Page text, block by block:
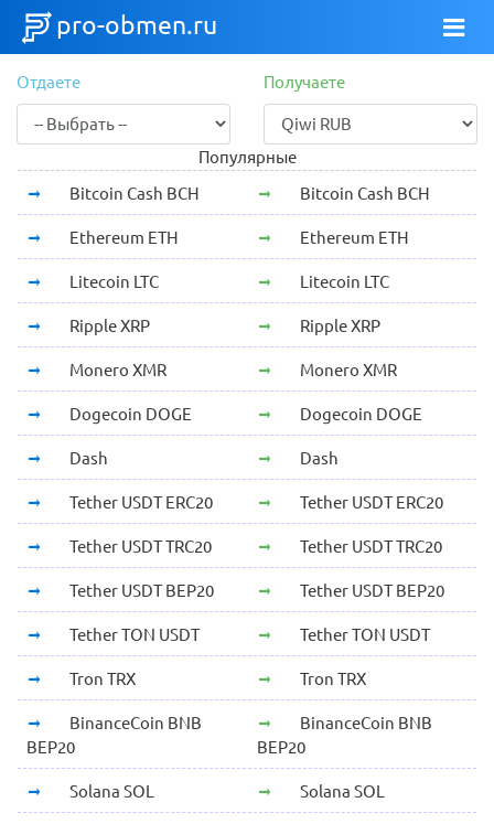
pro-obmen.ru
Отдаете Получаете
Популярные
Bitcoin Cash BCH
Bitcoin Cash BCH
Ethereum ETH Ethereum ETH
Litecoin LTC Litecoin LTC
Ripple XRP Ripple XRP
Monero XMR Monero XMR
Dogecoin DOGE Dogecoin DOGE
Dash Dash
Tether USDT ERC20 Tether USDT ERC20
Tether USDT TRC20 Tether USDT TRC20
Tether USDT BEP20 Tether USDT BEP20
Tether TON USDT Tether TON USDT
Tron TRX Tron TRX
BinanceCoin BNB
BEP20
BinanceCoin BNB
BEP20
Solana SOL Solana SOL